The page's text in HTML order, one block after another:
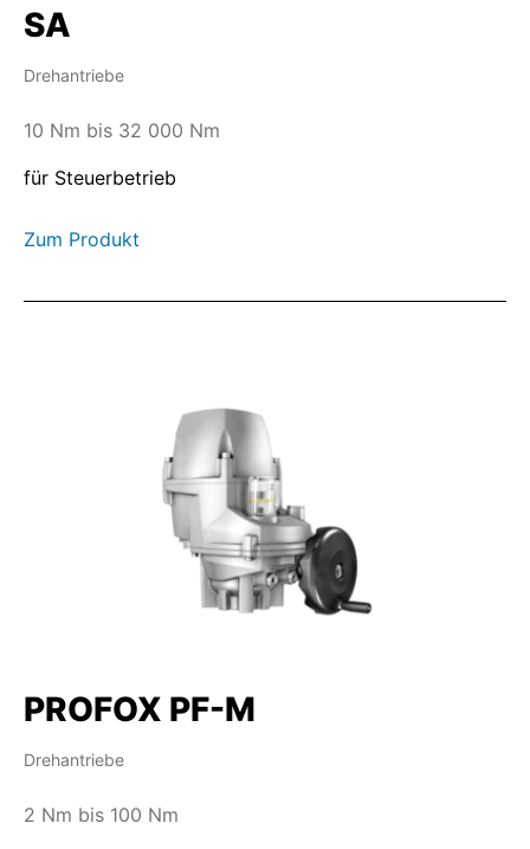
SA
Drehantriebe
10 Nm bis 32 000 Nm
für Steuerbetrieb
Zum Produkt
PROFOX PF-M
Drehantriebe
2 Nm bis 100 Nm